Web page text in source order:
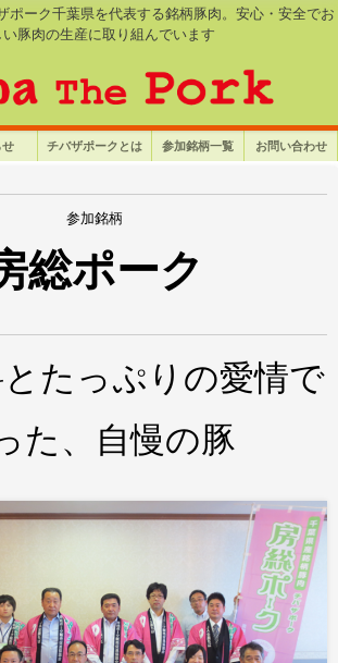
ポーク千葉県を代表する銘柄豚肉。安心・安全でお
い豚肉の生産に取り組んでいます
せ チバザポークとは 参加銘柄一覧 お問い合わせ
参加銘柄
総ポーク
たっぷりの愛情で
た、自慢の豚